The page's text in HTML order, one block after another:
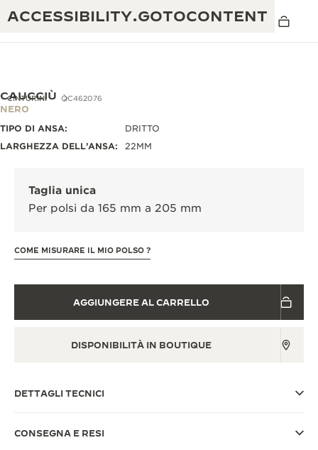
ACCESSIBILITY.GOTOCONTENT
GARANZIA JAEGER-LECOULTRE
GARANZIA ATMOS
TIMEKEEPER”
REVERSO STORIES
THE SOUND MAKER
THE PRECISION PIONEER
VEDERE TUTTI GLI EVENTI
ECCELLENZA: OLTRE 190 ANNI DI TRADIZIONE
INGEGNO: OLTRE 1.400 CALIBRI
CINTURINI QC462076
CAUCCIÙ
NERO
TIPO DI ANSA:
DRITTO
LARGHEZZA DELL’ANSA:
22MM
Taglia unica
Per polsi da 165 mm a 205 mm
COME MISURARE IL MIO POLSO ?
AGGIUNGERE AL CARRELLO
DISPONIBILITÀ IN BOUTIQUE
DETTAGLI TECNICI
CONSEGNA E RESI